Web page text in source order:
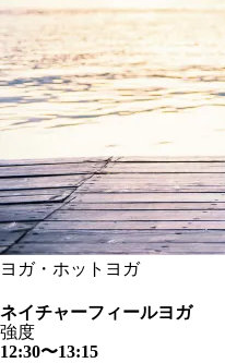
ヨガ・ホットヨガ
ネイチャーフィールヨガ
強度
12:30〜13:15